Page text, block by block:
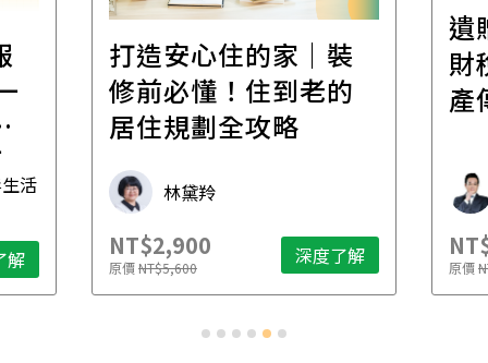
活
解
打造安心住的家｜裝
修前必懂！住到老的
居住規劃全攻略
林黛羚
NT$2,900
原價NT$5,600 深度了解
遺
財
產
原價